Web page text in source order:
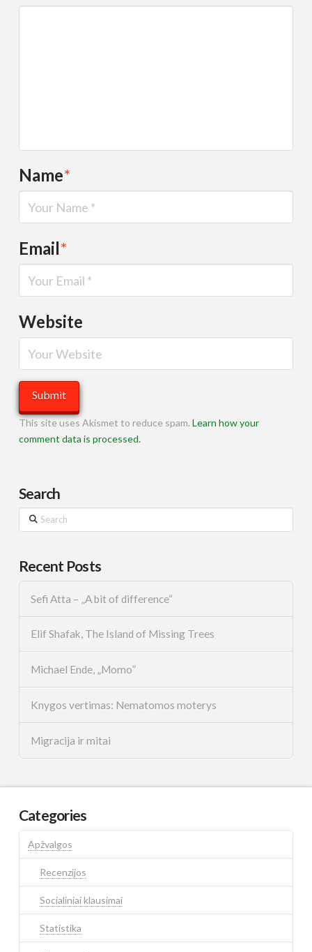
Name*
Email*
Website
This site uses Akismet to reduce spam. Learn how your
comment data is processed.
Search
Search
Recent Posts
Sefi Atta – „A bit of difference“
Elif Shafak, The Island of Missing Trees
Michael Ende, „Momo”
Knygos vertimas: Nematomos moterys
Migracija ir mitai
Categories
Apžvalgos
Recenzijos
Socialiniai klausimai
Statistika